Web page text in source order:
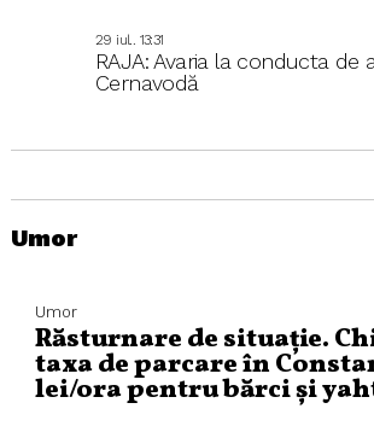
29 iul.. 13:31
RAJA: Avaria la conducta de
Cernavodă
Umor
Umor
Răsturnare de situație.
taxa de parcare în
lei/ora pentru bărci și